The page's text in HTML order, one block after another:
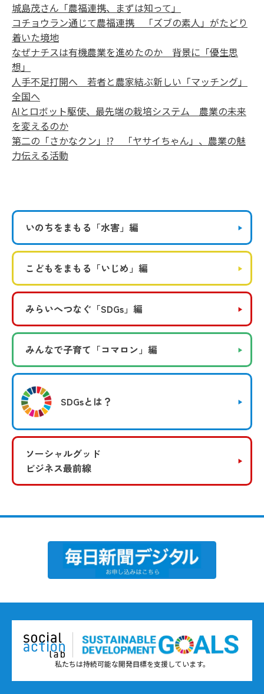
城島茂さん「農福連携、まずは知って」
コチョウラン通じて農福連携 「ズブの素人」がたどり
着いた境地
なぜナチスは有機農業を進めたのか 背景に「優生思
想」
人手不足打開へ 若者と農家結ぶ新しい「マッチング」
全国へ
AIとロボット駆使、最先端の栽培システム 農業の未来
を変えるのか
第二の「さかなクン」!? 「ヤサイちゃん」、農業の魅
力伝える活動
いのちをまもる 「水害」編
こどもをまもる 「いじめ」編
みらいへつなぐ 「SDGs」編
みんなで子育て 「コマロン」編
SDGsとは？
ソーシャルグッド
ビジネス最前線
私たちは持続可能な開発目標を支援しています。